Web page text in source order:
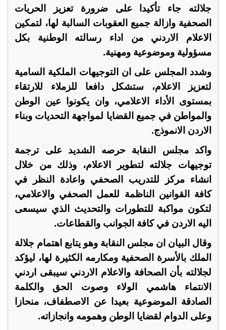
جلالته جاء تأكيدا على ضرورة تعزيز الحريات
الصحفية وازالة جميع العقوبات السالبة لها، لتمكين
الاعلام الاردني من اداء رسالته الوطنية بكل
مسؤولية وموضوعية ومهنية.
وشدد المجلس على ان التوجيهات الملكية السامية
لتعزيز الاعلام، ستشكل دافعا للزملاء للارتقاء
بمستوى الأداء الاعلامي، وان يكونوا عين الوطن
والمواطن في جميع القضايا لمواجهة التحديات وبناء
الاردن الانموذج.
واكد مجلس النقابة حرصه الشديد على ترجمة
توجيهات جلالته لتطوير الاعلام، وذلك من خلال
انشاء مركز للتدريب الصحفي واعادة النظر في
كافة القوانين الناظمة للعمل الصحفي والاعلامي،
لتكون مواكبة للتطورات والتحديث الذي سيسعى
اليه الاردن في كافة الجوانب والقطاعات.
وقال البيان ان مجلس النقابة وهو يتابع اهتمام جلالة
الملك بالأسرة الصحفية ومكارمه الكثيرة لها، ليؤكد
لجلالته بأن الصحافة والاعلام الاردني سيبقى اردني
الانتماء هاشمي الولاء وصوت الحق والكلمة
الصادقة الموضوعية بعيدا عن الاصطفاف، منحازا
وعلى الدوام لقضايا الوطن وهمومه وانجازاته.